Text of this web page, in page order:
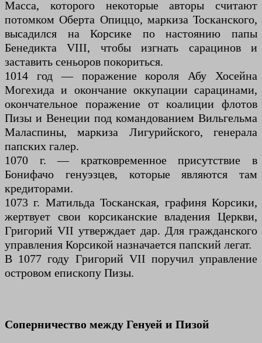
Масса, которого некоторые авторы считают
потомком Оберта Опиццо, маркиза Тосканского,
высадился на Корсике по настоянию папы
Бенедикта VIII, чтобы изгнать сарацинов и
заставить сеньоров покориться.
1014 год — поражение короля Абу Хосейна
Могехида и окончание оккупации сарацинами,
окончательное поражение от коалиции флотов
Пизы и Венеции под командованием Вильгельма
Маласпины, маркиза Лигурийского, генерала
папских галер.
1070 г. — кратковременное присутствие в
Бонифачо генуэзцев, которые являются там
кредиторами.
1073 г. Матильда Тосканская, графиня Корсики,
жертвует свои корсиканские владения Церкви,
Григорий VII утверждает дар. Для гражданского
управления Корсикой назначается папский легат.
В 1077 году Григорий VII поручил управление
островом епископу Пизы.
Соперничество между Генуей и Пизой